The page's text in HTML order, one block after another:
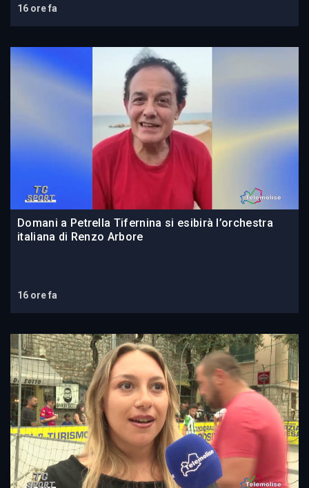
16 ore fa
Domani a Petrella Tifernina si esibirà l’orchestra
italiana di Renzo Arbore
16 ore fa